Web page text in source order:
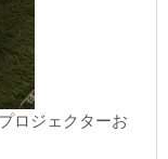
ロジェクターお